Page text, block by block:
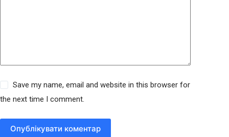
Save my name, email and website in this browser for
the next time I comment.
Опублікувати коментар